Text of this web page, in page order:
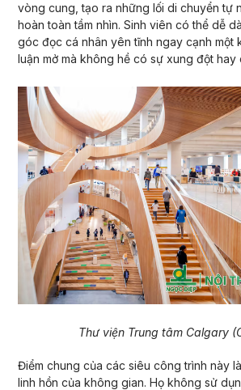
vòng cung, tạo ra những lối di chuyển tự
hoàn toàn tầm nhìn. Sinh viên có thể dễ
góc đọc cá nhân yên tĩnh ngay cạnh một
luận mở mà không hề có sự xung đột
Thư viện Trung tâm Calgary
Điểm chung của các siêu công trình này
linh hồn của không gian. Họ không sử